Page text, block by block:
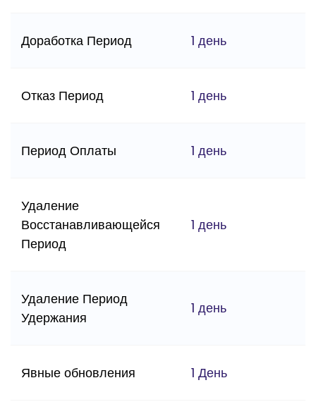
Доработка Период 1 день
Отказ Период 1 день
Период Оплаты 1 день
Удаление
Восстанавливающейся
Период
1 день
Удаление Период
Удержания
1 день
Явные обновления 1 День